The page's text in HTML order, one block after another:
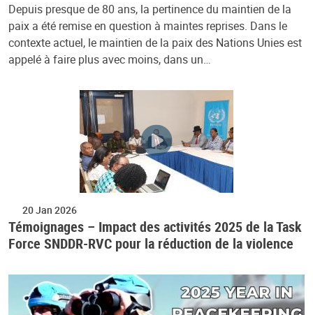
Depuis presque de 80 ans, la pertinence du maintien de la
paix a été remise en question à maintes reprises. Dans le
contexte actuel, le maintien de la paix des Nations Unies est
appelé à faire plus avec moins, dans un…
20 Jan 2026
Témoignages – Impact des activités 2025 de la Task
Force SNDDR-RVC pour la réduction de la violence